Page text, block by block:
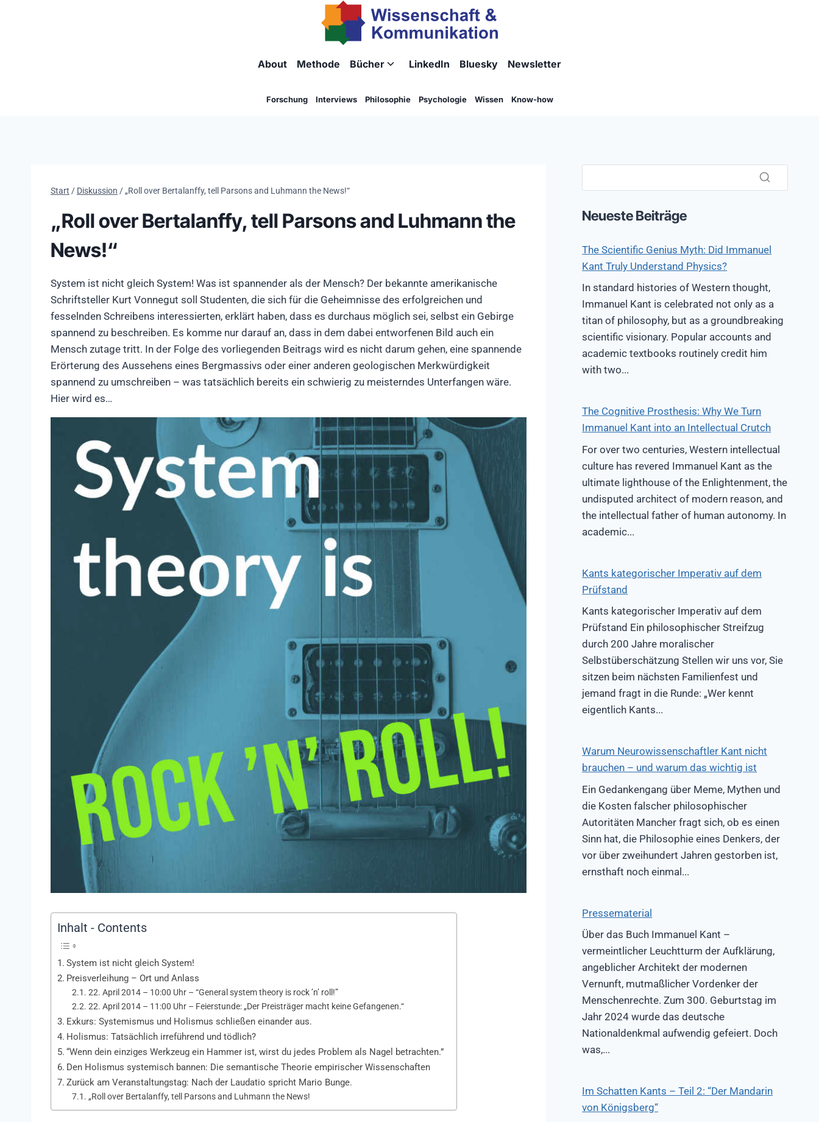
About
Methode Bücher
Untermenü
LinkedIn Bluesky Newsletter
Forschung Interviews Philosophie Psychologie Wissen Know-how
Start / Diskussion /„Roll over Bertalanffy, tell Parsons and Luhmann the News!“
„Roll over Bertalanffy, tell Parsons and Luhmann the
News!“
System ist nicht gleich System! Was ist spannender als der Mensch? Der bekannte amerikanische
Schriftsteller Kurt Vonnegut soll Studenten, die sich für die Geheimnisse des erfolgreichen und
fesselnden Schreibens interessierten, erklärt haben, dass es durchaus möglich sei, selbst ein Gebirge
spannend zu beschreiben. Es komme nur darauf an, dass in dem dabei entworfenen Bild auch ein
Mensch zutage tritt. In der Folge des vorliegenden Beitrags wird es nicht darum gehen, eine spannende
Erörterung des Aussehens eines Bergmassivs oder einer anderen geologischen Merkwürdigkeit
spannend zu umschreiben – was tatsächlich bereits ein schwierig zu meisterndes Unterfangen wäre.
Hier wird es…
Inhalt - Contents
System ist nicht gleich System!
Preisverleihung – Ort und Anlass
22. April 2014 – 10:00 Uhr – “General system theory is rock ’n’ roll!”
22. April 2014 – 11:00 Uhr – Feierstunde: „Der Preisträger macht keine Gefangenen.“
Exkurs: Systemismus und Holismus schließen einander aus.
Holismus: Tatsächlich irreführend und tödlich?
“Wenn dein einziges Werkzeug ein Hammer ist, wirst du jedes Problem als Nagel betrachten.”
Den Holismus systemisch bannen: Die semantische Theorie empirischer Wissenschaften
Zurück am Veranstaltungstag: Nach der Laudatio spricht Mario Bunge.
„Roll over Bertalanffy, tell Parsons and Luhmann the News!
Neueste Beiträge
The Scientific Genius Myth: Did Immanuel
Kant Truly Understand Physics?
In standard histories of Western thought,
Immanuel Kant is celebrated not only as a
titan of philosophy, but as a groundbreaking
scientific visionary. Popular accounts and
academic textbooks routinely credit him
with two...
The Cognitive Prosthesis: Why We Turn
Immanuel Kant into an Intellectual Crutch
For over two centuries, Western intellectual
culture has revered Immanuel Kant as the
ultimate lighthouse of the Enlightenment, the
undisputed architect of modern reason, and
the intellectual father of human autonomy. In
academic...
Kants kategorischer Imperativ auf dem
Prüfstand
Kants kategorischer Imperativ auf dem
Prüfstand Ein philosophischer Streifzug
durch 200 Jahre moralischer
Selbstüberschätzung Stellen wir uns vor, Sie
sitzen beim nächsten Familienfest und
jemand fragt in die Runde: „Wer kennt
eigentlich Kants...
Warum Neurowissenschaftler Kant nicht
brauchen – und warum das wichtig ist
Ein Gedankengang über Meme, Mythen und
die Kosten falscher philosophischer
Autoritäten Mancher fragt sich, ob es einen
Sinn hat, die Philosophie eines Denkers, der
vor über zweihundert Jahren gestorben ist,
ernsthaft noch einmal...
Pressematerial
Über das Buch Immanuel Kant –
vermeintlicher Leuchtturm der Aufklärung,
angeblicher Architekt der modernen
Vernunft, mutmaßlicher Vordenker der
Menschenrechte. Zum 300. Geburtstag im
Jahr 2024 wurde das deutsche
Nationaldenkmal aufwendig gefeiert. Doch
was,...
Im Schatten Kants – Teil 2: “Der Mandarin
von Königsberg“